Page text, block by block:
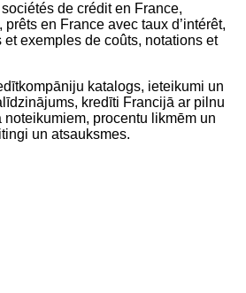
de crédit en France,
en France avec taux d’intérêt,
exemples de coûts, notations et
katalogs, ieteikumi un
kredīti Francijā ar pilnu
procentu likmēm un
un atsauksmes.